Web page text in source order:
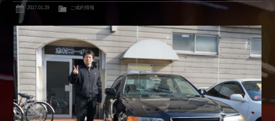
Reflesh Plan
整備・修理・カスタム例
Trade in
買取査定
Blog
公式ブログ
Shop info.
店舗紹介
2017.01.29 ご成約情報